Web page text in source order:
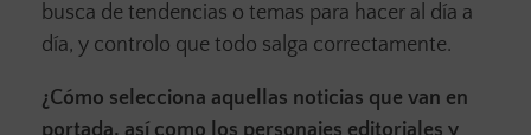
busca de tendencias o temas para hacer al día a
día, y controlo que todo salga correctamente.
¿Cómo selecciona aquellas noticias que van en